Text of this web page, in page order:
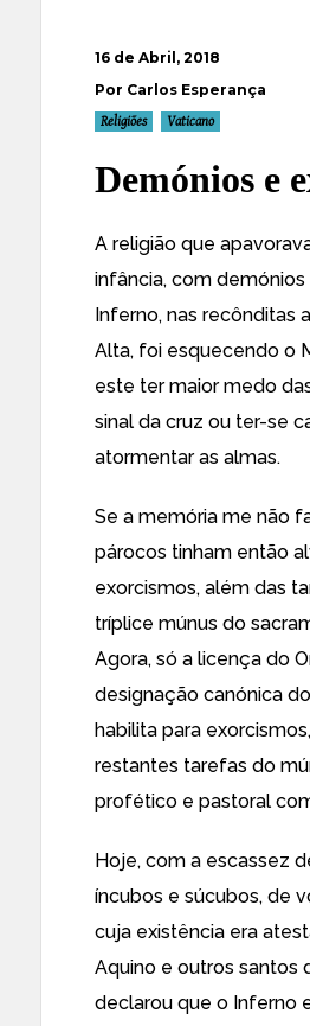
16 de Abril, 2018
Por Carlos Esperança
Religiões Vaticano
Demónios e
A religião que
infância, com
Inferno, nas recônditas
Alta, foi esquecendo o
este ter maior medo
sinal da cruz ou ter-se
atormentar as almas.
Se a memória me não
párocos tinham então
exorcismos, além das
tríplice múnus do
Agora, só a licença do
designação canónica
habilita para
restantes tarefas do
profético e pastoral
Hoje, com a escassez
íncubos e súcubos, de
cuja existência era
Aquino e outros santos
declarou que o Inferno